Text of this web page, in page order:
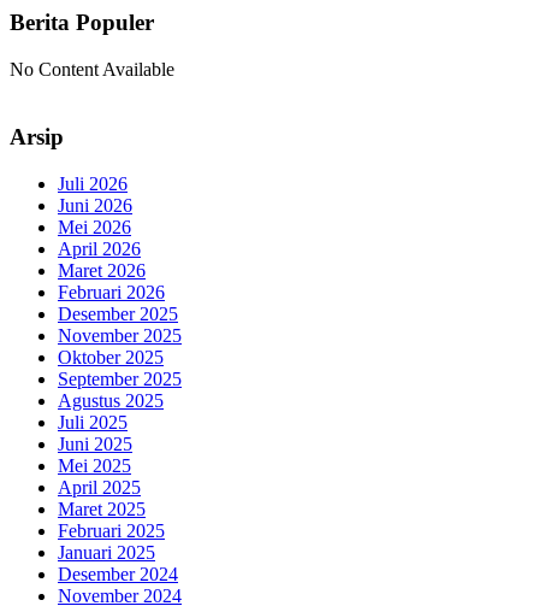
Berita Populer
No Content Available
Arsip
Juli 2026
Juni 2026
Mei 2026
April 2026
Maret 2026
Februari 2026
Desember 2025
November 2025
Oktober 2025
September 2025
Agustus 2025
Juli 2025
Juni 2025
Mei 2025
April 2025
Maret 2025
Februari 2025
Januari 2025
Desember 2024
November 2024